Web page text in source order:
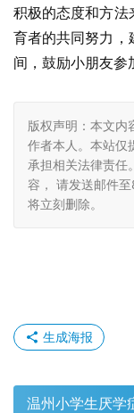
积极的态度和方法
育者的共同努力，
间，鼓励小朋友参
版权声明：本文内
作者本人。本站仅
承担相关法律责任
容， 请发送邮件
将立刻删除。
生成海报
温州小学生厌学